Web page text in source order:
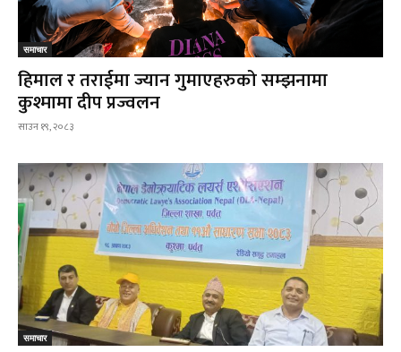
समाचार
हिमाल र तराईमा ज्यान गुमाएहरुको सम्झनामा
कुश्मामा दीप प्रज्वलन
साउन १९, २०८३
समाचार